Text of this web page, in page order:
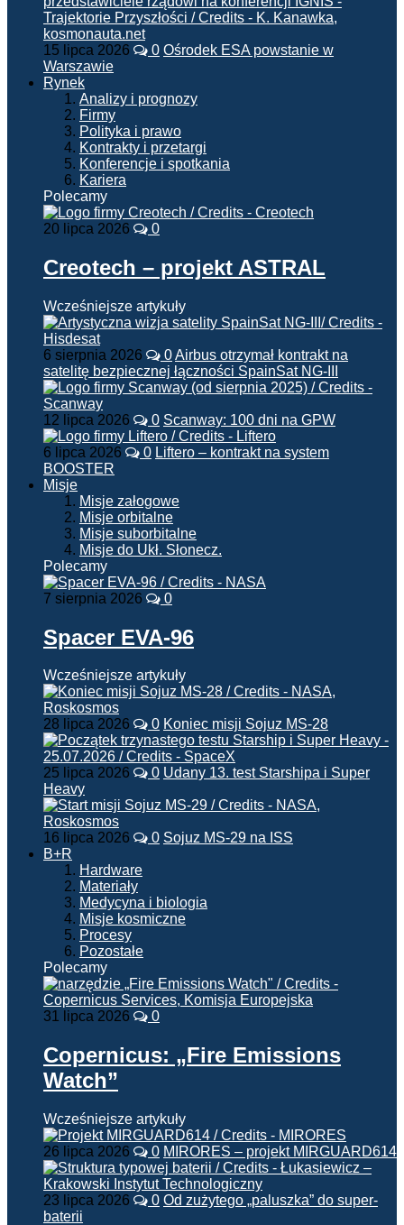
15 lipca 2026 0 Ośrodek ESA powstanie w
Warszawie
Rynek
Analizy i prognozy
Firmy
Polityka i prawo
Kontrakty i przetargi
Konferencje i spotkania
Kariera
Polecamy
20 lipca 2026 0
Creotech – projekt ASTRAL
Wcześniejsze artykuły
6 sierpnia 2026 0Airbus otrzymał kontrakt na
satelitę bezpiecznej łączności SpainSat NG-III
12 lipca 2026 0 Scanway: 100 dni na GPW
6 lipca 2026 0 Liftero – kontrakt na system
BOOSTER
Misje
Misje załogowe
Misje orbitalne
Misje suborbitalne
Misje do Ukł. Słonecz.
Polecamy
7 sierpnia 2026 0
Spacer EVA-96
Wcześniejsze artykuły
28 lipca 2026 0 Koniec misji Sojuz MS-28
25 lipca 2026 0 Udany 13. test Starshipa i Super
Heavy
16 lipca 2026 0 Sojuz MS-29 na ISS
B+R
Hardware
Materiały
Medycyna i biologia
Misje kosmiczne
Procesy
Pozostałe
Polecamy
31 lipca 2026 0
Copernicus: „Fire Emissions
Watch”
Wcześniejsze artykuły
26 lipca 2026 0 MIRORES – projekt MIRGUARD614
23 lipca 2026 0 Od zużytego „paluszka” do super-
baterii